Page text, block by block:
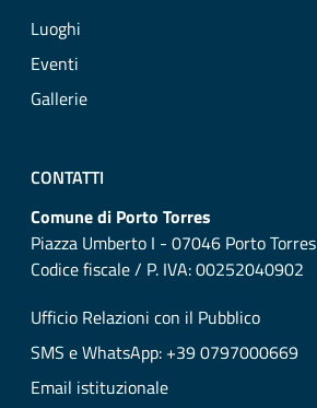
Luoghi
Eventi
Gallerie
CONTATTI
Comune di Porto Torres
Piazza Umberto I - 07046 Porto Torres
Codice fiscale / P. IVA: 00252040902
Ufficio Relazioni con il Pubblico
SMS e WhatsApp: +39 0797000669
Email istituzionale